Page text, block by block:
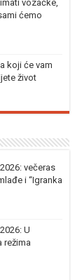
vozačke,
ćemo
koji će vam
život
večeras
i “Igranka
U
režima